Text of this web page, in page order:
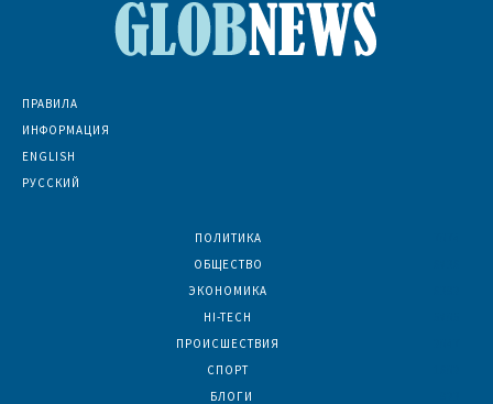
ПРАВИЛА
ИНФОРМАЦИЯ
ENGLISH
РУССКИЙ
ПОЛИТИКА
ОБЩЕСТВО
ЭКОНОМИКА
HI-TECH
ПРОИСШЕСТВИЯ
СПОРТ
БЛОГИ